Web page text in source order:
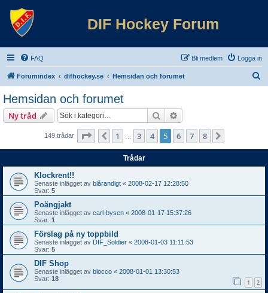
DIF Hockey Forum
FAQ Logga in
Bli medlem
Forumindex difhockey.se Hemsidan och forumet
Hemsidan och forumet
Ny tråd Sök
149 trådar Sida av8
Föregående
1 3 4 5 6 7 8
Trådar
Klockrent!!
Senaste inlägget av blårandigt « 2008-02-17 12:28:50
Svar: 5
Poängjakt
Senaste inlägget av carl-bysen « 2008-01-17 15:37:26
Svar: 1
Förslag på ny toppbild
Senaste inlägget av DIF_Soldier « 2008-01-03 11:11:53
Svar: 5
DIF Shop
Senaste inlägget av blocco « 2008-01-01 13:30:53
Svar: 18 1 2